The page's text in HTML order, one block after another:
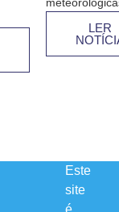
LER
Este
site